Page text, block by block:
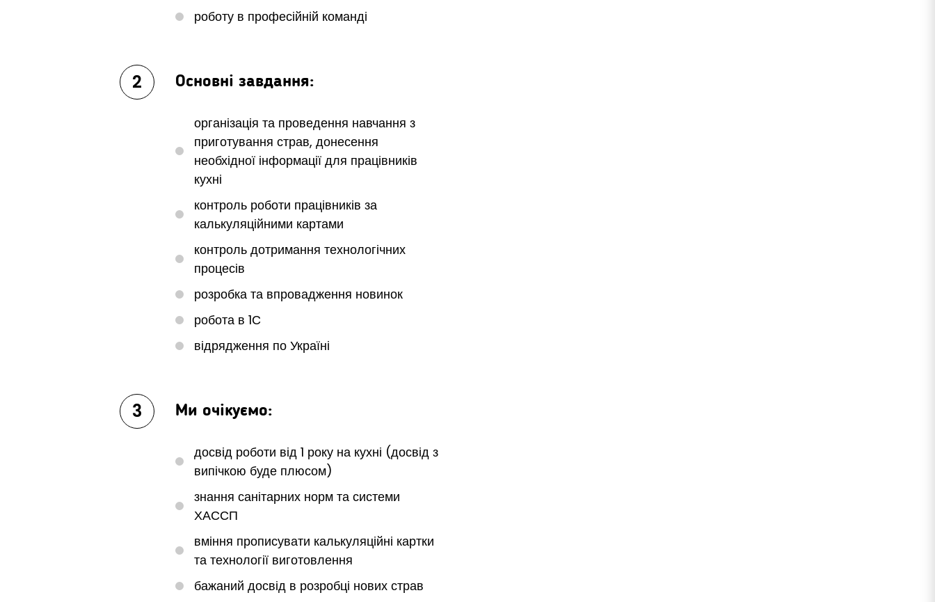
роботу в професійній команді
2 Основні завдання:
організація та проведення навчання з
приготування страв, донесення
необхідної інформації для працівників
кухні
контроль роботи працівників за
калькуляційними картами
контроль дотримання технологічних
процесів
розробка та впровадження новинок
робота в 1С
відрядження по Україні
3 Ми очікуємо:
досвід роботи від 1 року на кухні (досвід з
випічкою буде плюсом)
знання санітарних норм та системи
ХАССП
вміння прописувати калькуляційні картки
та технології виготовлення
бажаний досвід в розробці нових страв